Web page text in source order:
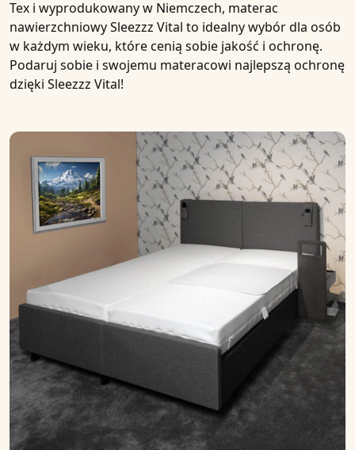
Tex i wyprodukowanyw Niemczech, materac
nawierzchniowy Sleezzz Vital to idealny wybór dla osób
w każdym wieku, które cenią sobie jakość i ochronę.
Podaruj sobie i swojemu materacowi najlepszą ochronę
dzięki Sleezzz Vital!